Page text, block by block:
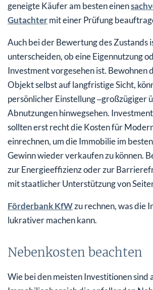
geneigte Käufer am besten einen
Gutachtermit einer Prüfung
Auch bei der Bewertung des Zustands
unterscheiden, ob eine Eigennutzung
Investment vorgesehen ist. Bewohnen
Objekt selbst auf langfristige Sicht,
persönlicher Einstellung ‒großzügiger
Abnutzungen hinwegsehen.
sollten erst recht die Kosten für
einrechnen, um die Immobilie im
Gewinn wieder verkaufen zu können.
zur Energieeffizienz oder zur
mit staatlicher Unterstützung von
Förderbank KfWzu rechnen, was die
lukrativer machen kann.
Nebenkosten beachten
Wie bei den meisten Investitionen sind